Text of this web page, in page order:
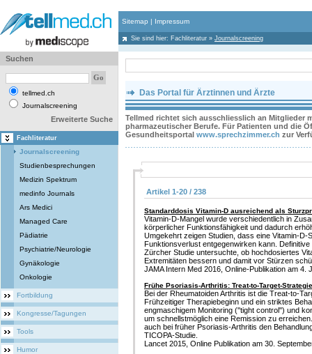
Sitemap | Impressum
Sie sind hier: Fachliteratur » Journalscreening
Suchen
tellmed.ch
Journalscreening
Erweiterte Suche
Fachliteratur
Journalscreening
Studienbesprechungen
Medizin Spektrum
medinfo Journals
Ars Medici
Managed Care
Pädiatrie
Psychiatrie/Neurologie
Gynäkologie
Onkologie
Fortbildung
Kongresse/Tagungen
Tools
Humor
Das Portal für Ärztinnen und Ärzte
Tellmed richtet sich ausschliesslich an Mitglieder
pharmazeutischer Berufe. Für Patienten und die
Gesundheitsportal www.sprechzimmer.ch zur
Artikel 1-20 / 238
Standarddosis Vitamin-D ausreichend als
Vitamin-D-Mangel wurde verschiedentlich in
körperlicher Funktionsfähigkeit und dadurch
Umgekehrt zeigen Studien, dass eine Vitamin-D-
Funktionsverlust entgegenwirken kann.
Zürcher Studie untersuchte, ob hochdosiertes
Extremitäten bessern und damit vor Stürzen
JAMA Intern Med 2016, Online-Publikation am 4.
Frühe Psoriasis-Arthritis: Treat-to-Target-
Bei der Rheumatoiden Arthritis ist die Treat-to-
Frühzeitiger Therapiebeginn und ein striktes
engmaschigem Monitoring (''tight control'') und
um schnellstmöglich eine Remission zu
auch bei früher Psoriasis-Arthritis den
TICOPA-Studie.
Lancet 2015, Online Publikation am 30.